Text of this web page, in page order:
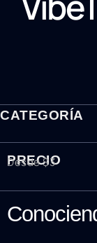
CATEGORÍA
PRECIO
Desde $3